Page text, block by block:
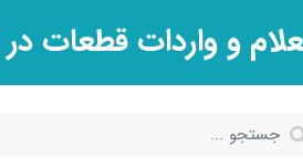
و واردات قطعات